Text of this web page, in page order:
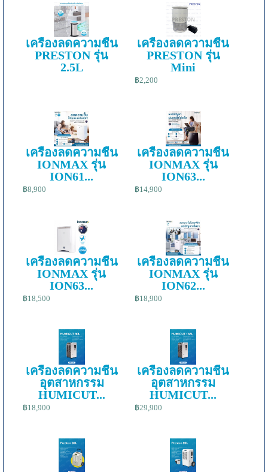
เครื่องลดความชื้น
PRESTON รุ่น
2.5L
เครื่องลดความชื้น
PRESTON รุ่น
Mini
฿2,200
เครื่องลดความชื้น
IONMAX รุ่น
ION61...
฿8,900
เครื่องลดความชื้น
IONMAX รุ่น
ION63...
฿14,900
เครื่องลดความชื้น
IONMAX รุ่น
ION63...
฿18,500
เครื่องลดความชื้น
IONMAX รุ่น
ION62...
฿18,900
เครื่องลดความชื้น
อุตสาหกรรม
HUMICUT...
฿18,900
เครื่องลดความชื้น
อุตสาหกรรม
HUMICUT...
฿29,900